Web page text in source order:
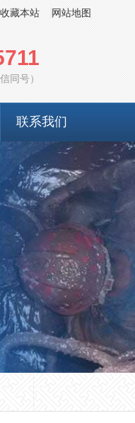
收藏本站 网站地图
同号）
联系我们